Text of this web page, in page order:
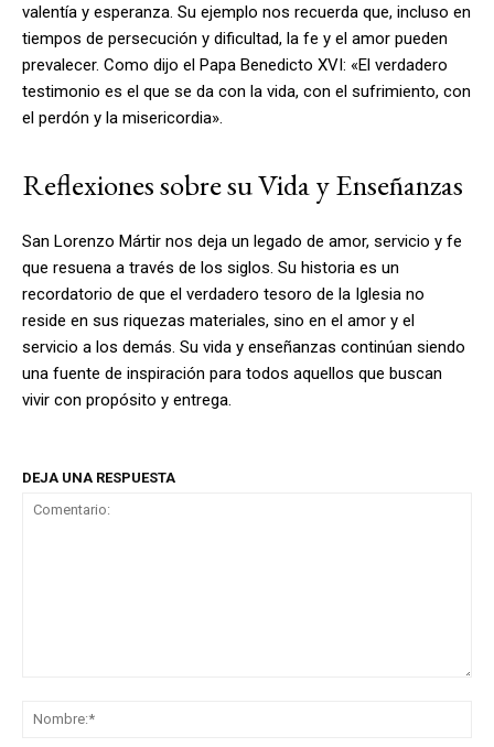
valentía y esperanza. Su ejemplo nos recuerda que, incluso en
tiempos de persecución y dificultad, la fe y el amor pueden
prevalecer. Como dijo el Papa Benedicto XVI: «El verdadero
testimonio es el que se da con la vida, con el sufrimiento, con
el perdón y la misericordia».
Reflexiones sobre su Vida y Enseñanzas
San Lorenzo Mártir nos deja un legado de amor, servicio y fe
que resuena a través de los siglos. Su historia es un
recordatorio de que el verdadero tesoro de la Iglesia no
reside en sus riquezas materiales, sino en el amor y el
servicio a los demás. Su vida y enseñanzas continúan siendo
una fuente de inspiración para todos aquellos que buscan
vivir con propósito y entrega.
DEJA UNA RESPUESTA